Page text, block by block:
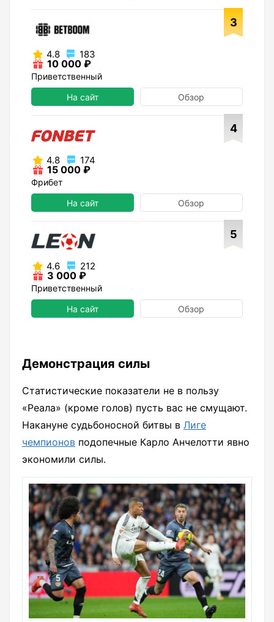
3
4.8 183
10 000 ₽
Приветственный
На сайт
Обзор
4
4.8 174
15 000 ₽
Фрибет
На сайт
Обзор
5
4.6 212
3 000 ₽
Приветственный
На сайт
Обзор
Демонстрация силы
Статистические показатели не в пользу
«Реала» (кроме голов) пусть вас не смущают.
Накануне судьбоносной битвы в Лиге
чемпионов подопечные Карло Анчелотти явно
экономили силы.